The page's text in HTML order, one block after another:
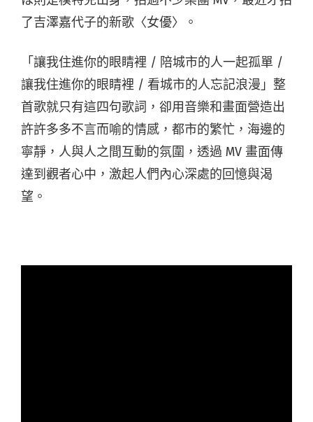
了吉澤嘉代子的新歌〈女優〉。
「讓我住進你的眼睛裡 / 陪城市的人一起孤單 /
讓我住進你的眼睛裡 / 看城市的人忘記浪漫」整
首歌就只有這四句歌詞，卻用音樂和畫面營造出
許許多多不言而喻的情感，都市的繁忙，海邊的
寧靜，人與人之間互動的氛圍，透過 MV 畫面傳
達到觀者心中，激起人們內心深處的回憶與渴
望。